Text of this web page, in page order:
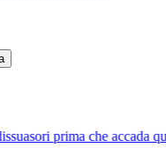
prima che accada